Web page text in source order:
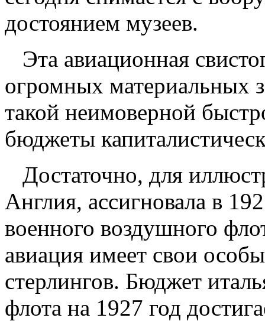
достоянием музеев.
Эта авиационная
огромных материальных
такой неимоверной
бюджеты
Достаточно, для
Англия, ассигновала в
военного воздушного
авиация имеет свои
стерлингов. Бюджет
флота на 1927 год